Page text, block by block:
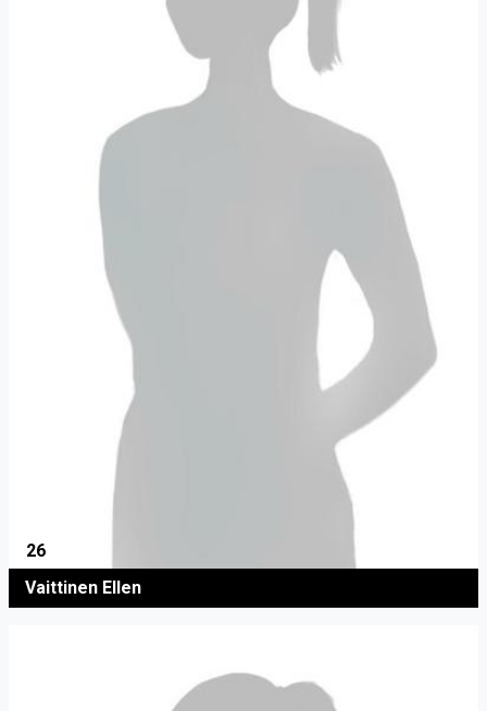
26
Vaittinen Ellen